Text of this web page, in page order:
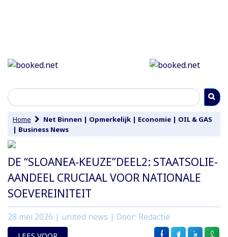
Home Net Binnen | Opmerkelijk | Economie | OIL & GAS
| Business News
DE “SLOANEA-KEUZE”DEEL2: STAATSOLIE-
AANDEEL CRUCIAAL VOOR NATIONALE
SOEVEREINITEIT
28 mei 2026 | united news | Door: Redactie